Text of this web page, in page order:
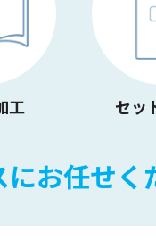
工 セッ
お任せく